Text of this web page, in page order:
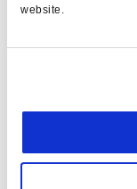
website.
Attr. B
Gewicht (kg)
Dokumente
Sehen Sie sich